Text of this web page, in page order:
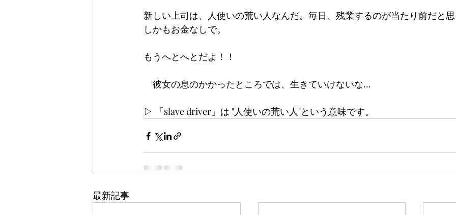
新しい上司は、人使いの荒い人なんだ。毎日、残業するのが当たり前だと思
しかもお金なしで。
もうへとへとだよ！！
彼女の息のかかったところでは、生きていけないな...
▷ 「slave driver」は "人使いの荒い人"という意味です。
最新記事